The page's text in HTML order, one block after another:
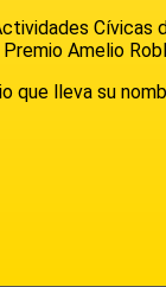
Amelio
que lleva su